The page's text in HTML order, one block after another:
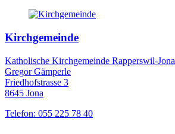
Kirchgemeinde
Katholische Kirchgemeinde Rapperswil-Jona
Gregor Gämperle
Friedhofstrasse 3
8645 Jona
Telefon: 055 225 78 40